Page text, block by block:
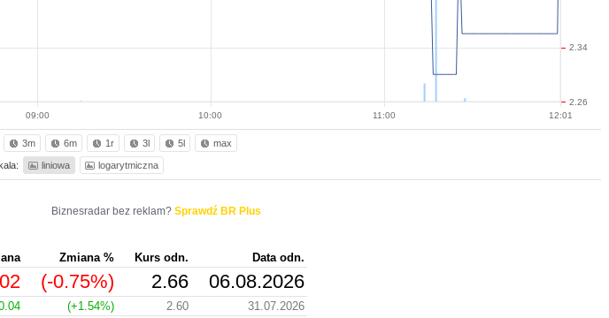
09:00 10:00 11:00 12:01
2.26
2.34
3m 6m 1r 3l 5l max
liniowa logarytmiczna
Biznesradar bez reklam? Sprawdź BR Plus
Zmiana % Kurs odn.
Data odn.
(-0.75%) 2.66 06.08.2026
(+1.54%) 2.60
31.07.2026